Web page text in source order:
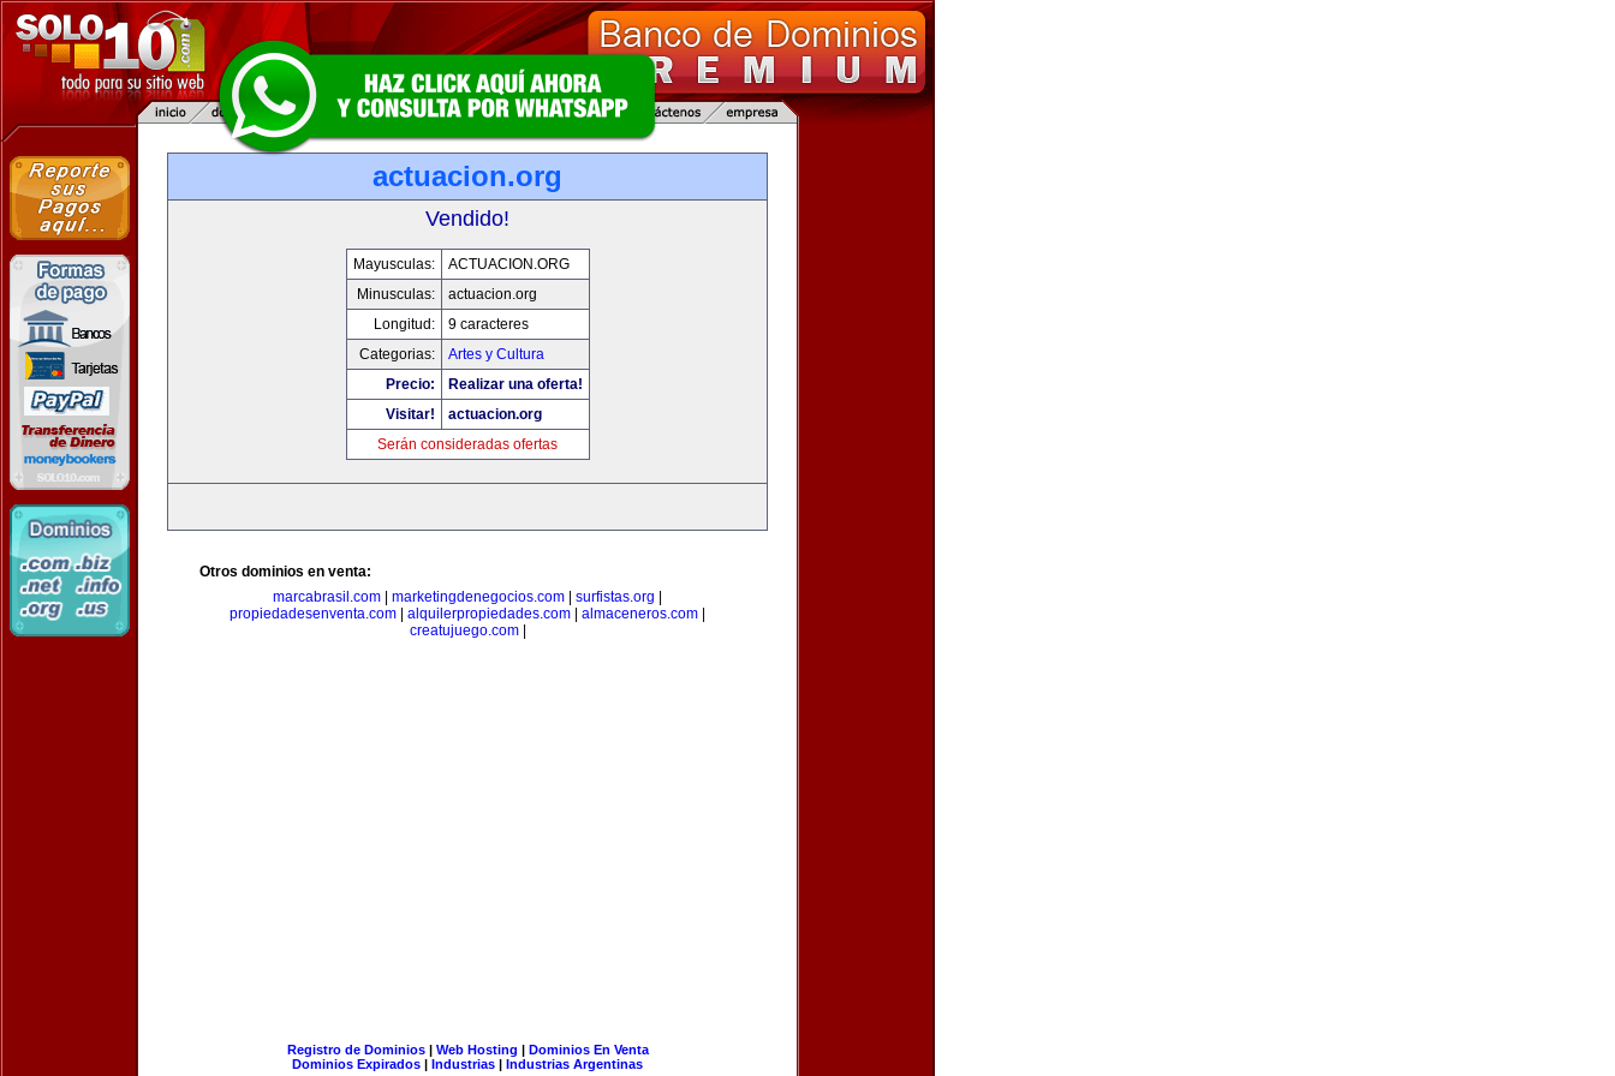
actuacion.org
Vendido!
Mayusculas:
ACTUACION.ORG
Minusculas:
actuacion.org
Longitud:
9 caracteres
Categorias:
Artes y Cultura
Precio:
Realizar una oferta!
Visitar!
actuacion.org
Serán consideradas ofertas
Otros dominios en venta:
marcabrasil.com
marketingdenegocios.com surfistas.org
propiedadesenventa.com
alquilerpropiedades.com almaceneros.com
creatujuego.com|
Registro de Dominios| Web Hosting | Dominios En Venta
Dominios Expirados | Industrias | Industrias Argentinas